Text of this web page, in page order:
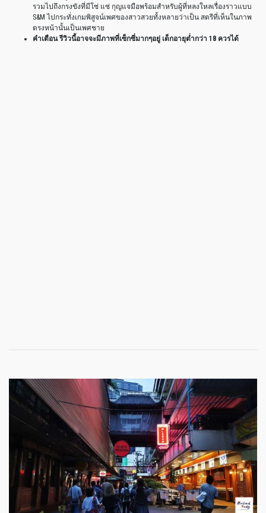
รวมไปถึงกรงขังที่มีโซ่ แซ่ กุญแจมือพร้อมสำหรับผู้ที่หลงใหลเรื่องราวแบบ
S&M ไปกระทั่งเกมพิสูจน์เพศของสาวสวยทั้งหลายว่าเป็น สตรีที่เห็นในภาพ
ตรงหน้านั้นเป็นเพศชาย
คำเตือน รีวิวนี้อาจจะมีภาพที่เซ็กซี่มากๆอยู่ เด็กอายุต่ำกว่า 18 ควรได้